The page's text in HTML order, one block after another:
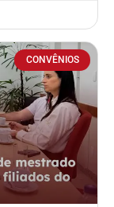
CONVÊNIOS